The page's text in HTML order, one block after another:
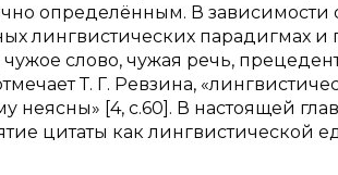
определённым. В зависимости
лингвистических парадигмах и
слово, чужая речь,
Т. Г. Ревзина,
неясны» [4, c.60]. В настоящей
цитаты как лингвистической